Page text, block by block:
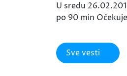
U sredu
po 90 min
Sve vesti